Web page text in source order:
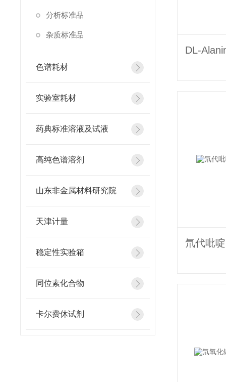
分析标准品
杂质标准品
色谱耗材
实验室耗材
药典标准溶液及试液
高纯色谱溶剂
山东非金属材料研究院
天津计量
稳定性实验箱
同位素化合物
卡尔费休试剂